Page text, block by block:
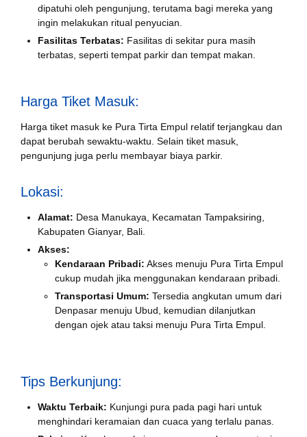
dipatuhi oleh pengunjung, terutama bagi mereka yang
ingin melakukan ritual penyucian.
Fasilitas Terbatas: Fasilitas di sekitar pura masih
terbatas, seperti tempat parkir dan tempat makan.
Harga Tiket Masuk:
Harga tiket masuk ke Pura Tirta Empul relatif terjangkau dan
dapat berubah sewaktu-waktu. Selain tiket masuk,
pengunjung juga perlu membayar biaya parkir.
Lokasi:
Alamat: Desa Manukaya, Kecamatan Tampaksiring,
Kabupaten Gianyar, Bali.
Akses:
Kendaraan Pribadi: Akses menuju Pura Tirta Empul
cukup mudah jika menggunakan kendaraan pribadi.
Transportasi Umum: Tersedia angkutan umum dari
Denpasar menuju Ubud, kemudian dilanjutkan
dengan ojek atau taksi menuju Pura Tirta Empul.
Tips Berkunjung:
Waktu Terbaik: Kunjungi pura pada pagi hari untuk
menghindari keramaian dan cuaca yang terlalu panas.